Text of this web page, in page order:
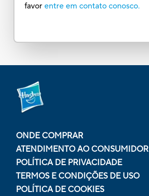
favor entre em contato conosco.
ONDE COMPRAR
ATENDIMENTO AO CONSUMIDOR
POLÍTICA DE PRIVACIDADE
TERMOS E CONDIÇÕES DE USO
POLÍTICA DE COOKIES